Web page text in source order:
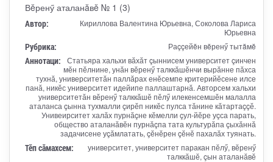
Вĕренӳ аталанăвĕ № 1 (3)
Автор:
Кириллова Валентина Юрьевна, Соколова Лариса
Юрьевна
Рубрика: Раççейĕн вĕренӳ тытăмĕ
Аннотаци:
Статьяра хальхи вӑхӑт çыннисем университет çинчен
мӗн пӗлнине, унӑн вӗренӳ талккӑшӗнчи вырӑнне пӑхса
тухнӑ, университетӑн паллӑрах енӗсемпе критерийӗсене илсе
панӑ, никӗс университет идейипе паллаштарнӑ. Авторсем хальхи
университетӑн вӗренӳ талккӑшӗ пӗлӳ илекенсемшӗн малалла
аталанса çынна тухмалли çирӗп никӗс пулса тӑнине кӑтартаççӗ.
Унивеирситет халӑх пурнӑçне кӗмелли çул-йӗре уçса парать,
общество аталанӑвӗн пурнӑçпа тата культурӑпа çыхӑннӑ
задачисене уçӑмлатать, çӗнӗрен çӗнӗ пахалӑх туянать.
Тӗп сӑмахсем:
университет, университет паракан пӗлӳ, вӗренӳ
талккӑшӗ, çын аталанӑвӗ